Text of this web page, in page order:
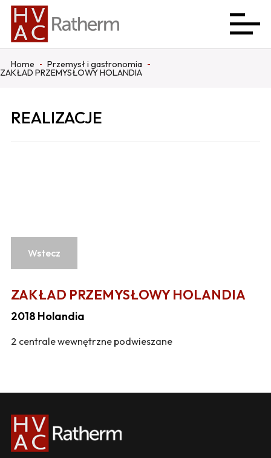
Home Przemysł i gastronomia
ZAKŁAD PRZEMYSŁOWY HOLANDIA
REALIZACJE
Wstecz
ZAKŁAD PRZEMYSŁOWY HOLANDIA
2018 Holandia
2 centrale wewnętrzne podwieszane